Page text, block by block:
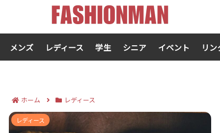
メンズ レディース 学生 シニア イベント リ
ホーム レディース
かっこいい30代の大人ギャルコーデ7つの軸｜若作りに
見せず洒落る着こなしへ
レディース